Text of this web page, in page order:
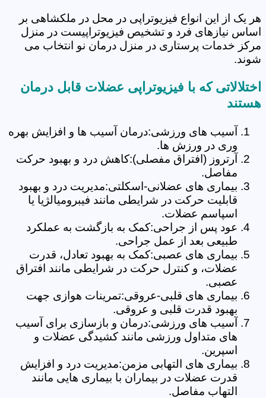
هر یک از این انواع فیزیوتراپی در محل در ملکشاهی بر
اساس نیازهای فرد و تشخیص فیزیوتراپیست در منزل
مرکز خدمات پرستاری در منزل درمان نو انتخاب می
شوند.
اختلالاتی که با فیزیوتراپی عضلات قابل درمان
هستند
آسیب های ورزشی:درمان آسیب ها و افزایش بهره
وری در ورزش ها.
آرتروز (افتراق مفصلی):کاهش درد و بهبود حرکت
مفاصل.
بیماری های عضلانی-اسکلتی:مدیریت درد و بهبود
قابلیت حرکت در شرایطی مانند فیبرومیالژیا یا
اسپاسم عضلات.
عود پس از جراحی:کمک به بازگشت به عملکرد
طبیعی بعد از عمل جراحی.
بیماری های عصبی:کمک به بهبود تعادل، قدرت
عضلات، و کنترل حرکت در شرایطی مانند افتراق
عصبی.
بیماری های قلبی-عروقی:تمرینات هوازی جهت
بهبود قدرت قلبی و عروقی.
آسیب های ورزشی:درمان و بازسازی برای آسیب
های متداول ورزشی مانند کشیدگی عضلات و
اسپرین.
بیماری های التهابی مزمن:مدیریت درد و افزایش
قدرت عضلات در بیماران با بیماری هایی مانند
التهاب مفاصل.